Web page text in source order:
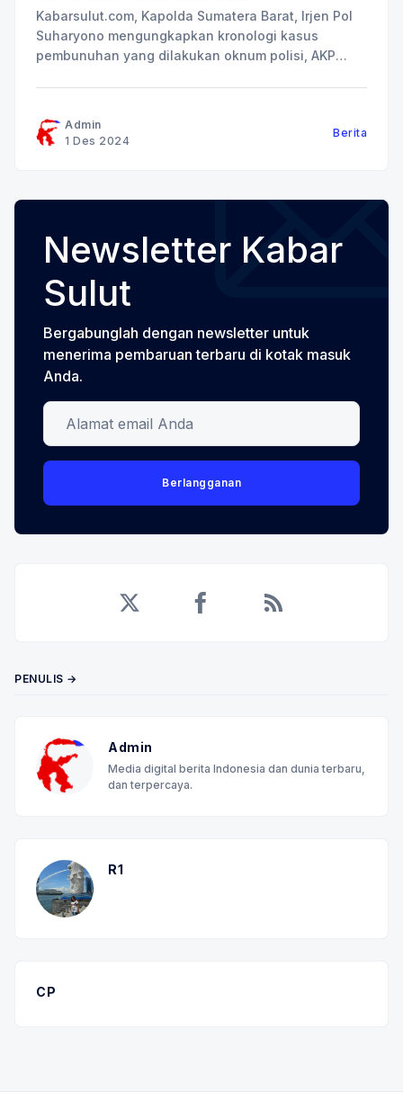
Kabarsulut.com, Kapolda Sumatera Barat, Irjen Pol
Suharyono mengungkapkan kronologi kasus
pembunuhan yang dilakukan oknum polisi, AKP
saat itu RUA sedang menyelidiki kasus terkait
Admin
1 Des 2024
Berita
Newsletter Kabar
Sulut
Bergabunglah dengan newsletter untuk
menerima pembaruan terbaru di kotak masuk
Anda.
Alamat email Anda
Berlangganan
PENULIS →
Admin
Media digital berita Indonesia dan dunia terbaru,
dan terpercaya.
R1
CP